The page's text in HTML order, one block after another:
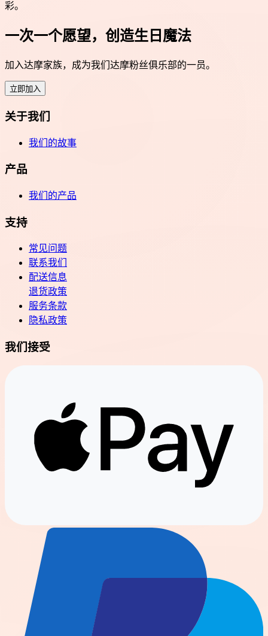
彩。
一次一个愿望，创造生日魔法
加入达摩家族，成为我们达摩粉丝俱乐部的一员。
立即加入
关于我们
我们的故事
产品
我们的产品
支持
常见问题
联系我们
配送信息
退货政策
服务条款
隐私政策
我们接受